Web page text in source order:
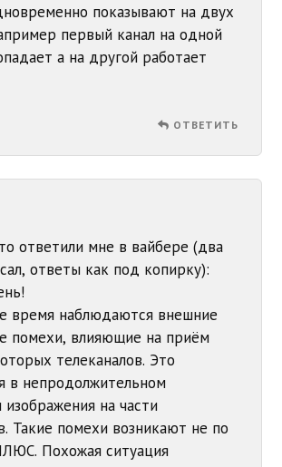
показывают на двух
первый канал на одной
а на другой работает
ОТВЕТИТЬ
ответили мне в вайбере (два
ответы как под копирку):
время наблюдаются внешние
помехи, влияющие на приём
в непродолжительном
на части
Такие помехи возникают не по
Похожая ситуация